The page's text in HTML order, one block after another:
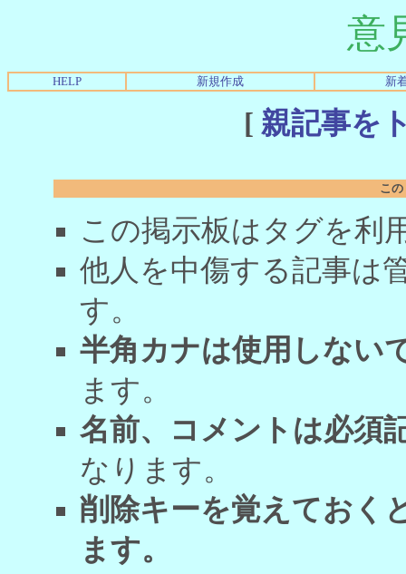
意
HELP 新規作成 新
[ 親記事を
こ
この掲示板はタグを利
他人を中傷する記事は
す。
半角カナは使用しない
ます。
名前、コメントは必須
なります。
削除キーを覚えておく
ます。